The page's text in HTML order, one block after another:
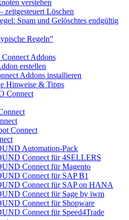
verstehen
zeitgesteuert Löschen
Spam und Gelöschtes endgültig
Regeln”
Addons
erstellen
Addons installieren
Hinweise & Tipps
Connect
Connect
Automation-Pack
Connect für 4SELLERS
Connect für Magento
Connect für SAP B1
Connect für SAP on HANA
Connect für Sage by iwm
Connect für Shopware
Connect für Speed4Trade